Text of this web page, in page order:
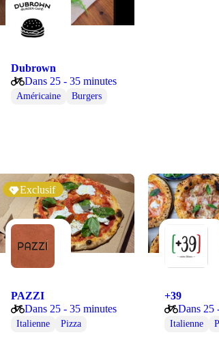
Dubrown
Dans 25 - 35 minutes
Américaine Burgers
Exclusif
PAZZI
Dans 25 - 35 minutes
Italienne Pizza
+39
Dans 25
Italienne